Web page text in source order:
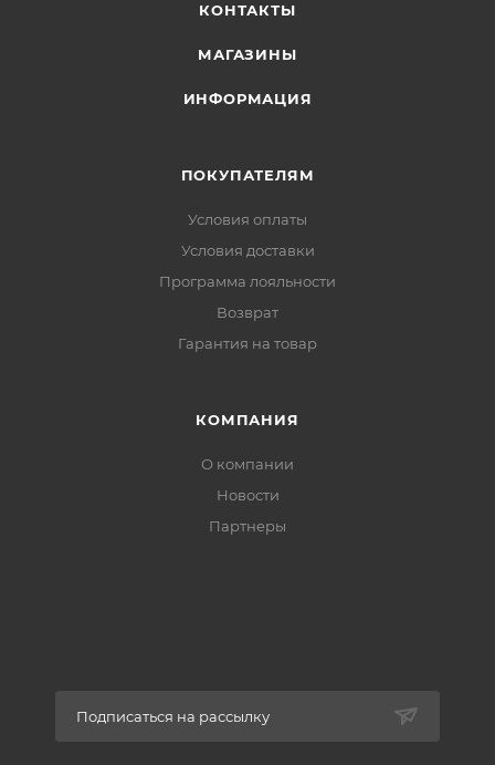
КОНТАКТЫ
МАГАЗИНЫ
ИНФОРМАЦИЯ
ПОКУПАТЕЛЯМ
Условия оплаты
Условия доставки
Программа лояльности
Возврат
Гарантия на товар
КОМПАНИЯ
О компании
Новости
Партнеры
Подписаться на рассылку